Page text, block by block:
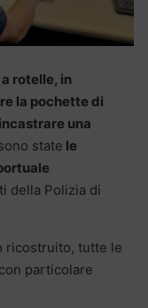
rotelle, in
la pochette di
una
state le
della Polizia di
ricostruito, tutte le
particolare